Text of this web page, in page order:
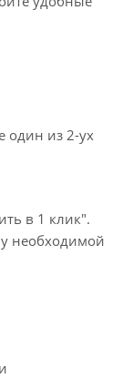
один из 2-ух
в 1 клик".
необходимой